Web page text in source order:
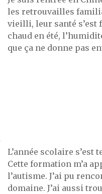
les retrouvailles
vieilli, leur santé s’est
chaud en été,
que ça ne donne pas
L’année scolaire
Cette formation m’a
l’autisme. J’ai pu
domaine. J’ai aussi